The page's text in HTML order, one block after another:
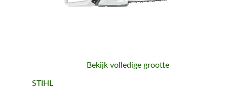
Bekijk volledige grootte
STIHL